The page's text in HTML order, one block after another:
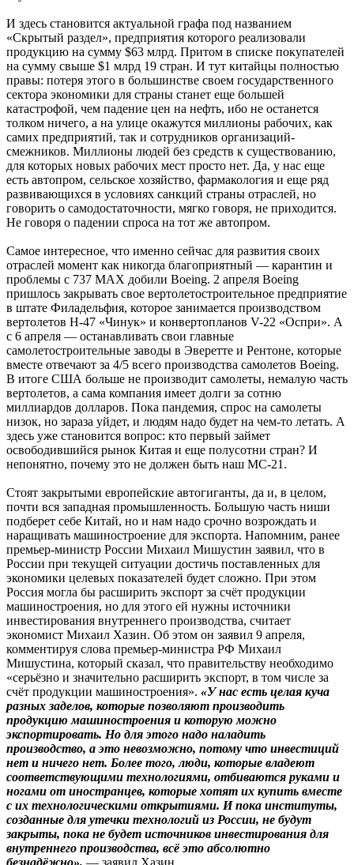
И здесь становится актуальной графа под названием
«Скрытый раздел», предприятия которого реализовали
продукцию на сумму $63 млрд. Притом в списке покупателей
на сумму свыше $1 млрд 19 стран. И тут китайцы полностью
правы: потеря этого в большинстве своем государственного
сектора экономики для страны станет еще большей
катастрофой, чем падение цен на нефть, ибо не останется
толком ничего, а на улице окажутся миллионы рабочих, как
самих предприятий, так и сотрудников организаций-
смежников. Миллионы людей без средств к существованию,
для которых новых рабочих мест просто нет. Да, у нас еще
есть автопром, сельское хозяйство, фармакология и еще ряд
развивающихся в условиях санкций страны отраслей, но
говорить о самодостаточности, мягко говоря, не приходится.
Не говоря о падении спроса на тот же автопром.
Самое интересное, что именно сейчас для развития своих
отраслей момент как никогда благоприятный — карантин и
проблемы с 737 MAX добили Boeing. 2 апреля Boeing
пришлось закрывать свое вертолетостроительное предприятие
в штате Филадельфия, которое занимается производством
вертолетов H-47 «Чинук» и конвертопланов V-22 «Оспри». А
с 6 апреля — останавливать свои главные
самолетостроительные заводы в Эверетте и Рентоне, которые
вместе отвечают за 4/5 всего производства самолетов Boeing.
В итоге США больше не производит самолеты, немалую часть
вертолетов, а сама компания имеет долги за сотню
миллиардов долларов. Пока пандемия, спрос на самолеты
низок, но зараза уйдет, и людям надо будет на чем-то летать. А
здесь уже становится вопрос: кто первый займет
освободившийся рынок Китая и еще полусотни стран? И
непонятно, почему это не должен быть наш МС-21.
Стоят закрытыми европейские автогиганты, да и, в целом,
почти вся западная промышленность. Большую часть ниши
подберет себе Китай, но и нам надо срочно возрождать и
наращивать машиностроение для экспорта. Напомним, ранее
премьер-министр России Михаил Мишустин заявил, что в
России при текущей ситуации достичь поставленных для
экономики целевых показателей будет сложно. При этом
Россия могла бы расширить экспорт за счёт продукции
машиностроения, но для этого ей нужны источники
инвестирования внутреннего производства, считает
экономист Михаил Хазин. Об этом он заявил 9 апреля,
комментируя слова премьер-министра РФ Михаил
Мишустина, который сказал, что правительству необходимо
«серьёзно и значительно расширить экспорт, в том числе за
счёт продукции машиностроения». «У нас есть целая куча
разных заделов, которые позволяют производить
продукцию машиностроения и которую можно
экспортировать. Но для этого надо наладить
производство, а это невозможно, потому что инвестиций
нет и ничего нет. Более того, люди, которые владеют
соответствующими технологиями, отбиваются руками и
ногами от иностранцев, которые хотят их купить вместе
с их технологическими открытиями. И пока институты,
созданные для утечки технологий из России, не будут
закрыты, пока не будет источников инвестирования для
внутреннего производства, всё это абсолютно
безнадёжно», — заявил Хазин.